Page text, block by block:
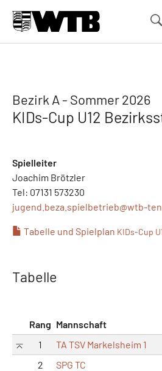
Bezirk A - Sommer 2026
KIDs-Cup U12
Spielleiter
Joachim Brötzler
Tel: 07131 573230
jugend.beza.spielbetrieb@wtb-
Tabelle und Spielplan KIDs-Cup
Tabelle
Rang Mannschaft
1
TA TSV Markelsheim 1
2
SPG TC